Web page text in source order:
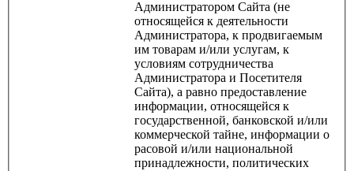
Администратором Сайта (не
относящейся к деятельности
Администратора, к продвигаемым
им товарам и/или услугам, к
условиям сотрудничества
Администратора и Посетителя
Сайта), а равно предоставление
информации, относящейся к
государственной, банковской и/или
коммерческой тайне, информации о
расовой и/или национальной
принадлежности, политических